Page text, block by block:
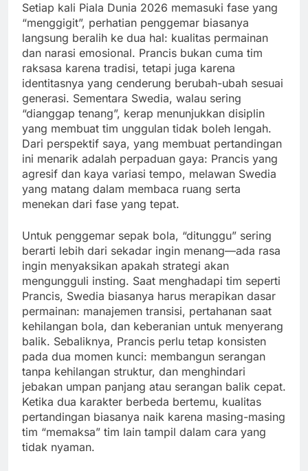
Setiap kali Piala Dunia 2026 memasuki fase yang
“menggigit”, perhatian penggemar biasanya
langsung beralih ke dua hal: kualitas permainan
dan narasi emosional. Prancis bukan cuma tim
raksasa karena tradisi, tetapi juga karena
identitasnya yang cenderung berubah-ubah sesuai
generasi. Sementara Swedia, walau sering
“dianggap tenang”, kerap menunjukkan disiplin
yang membuat tim unggulan tidak boleh lengah.
Dari perspektif saya, yang membuat pertandingan
ini menarik adalah perpaduan gaya: Prancis yang
agresif dan kaya variasi tempo, melawan Swedia
yang matang dalam membaca ruang serta
menekan dari fase yang tepat.
Untuk penggemar sepak bola, “ditunggu” sering
berarti lebih dari sekadar ingin menang—ada rasa
ingin menyaksikan apakah strategi akan
mengungguli insting. Saat menghadapi tim seperti
Prancis, Swedia biasanya harus merapikan dasar
permainan: manajemen transisi, pertahanan saat
kehilangan bola, dan keberanian untuk menyerang
balik. Sebaliknya, Prancis perlu tetap konsisten
pada dua momen kunci: membangun serangan
tanpa kehilangan struktur, dan menghindari
jebakan umpan panjang atau serangan balik cepat.
Ketika dua karakter berbeda bertemu, kualitas
pertandingan biasanya naik karena masing-masing
tim “memaksa” tim lain tampil dalam cara yang
tidak nyaman.